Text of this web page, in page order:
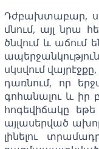
Դժբախտաբար,
մնում, այլ նրա
ծնվում և աճում
սկսվում
դառնում, որ
գոհանալու և իր
հոգեվիճակը
այլասերված
լինելու